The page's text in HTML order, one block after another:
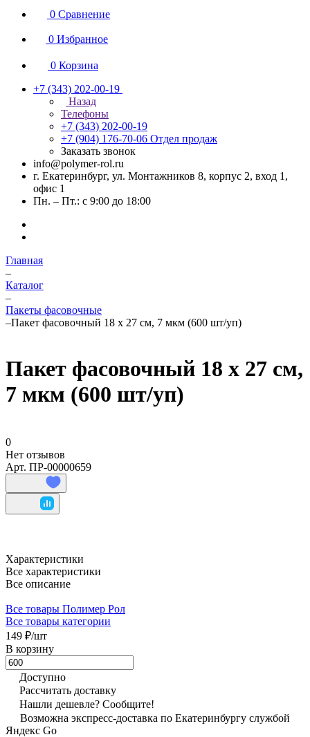
0 Сравнение
0 Избранное
0 Корзина
+7 (343) 202-00-19
Назад
Телефоны
+7 (343) 202-00-19
+7 (904) 176-70-06 Отдел продаж
Заказать звонок
info@polymer-rol.ru
г. Екатеринбург, ул. Монтажников 8, корпус 2, вход 1,
офис 1
Пн. – Пт.: с 9:00 до 18:00
Главная
–
Каталог
–
Пакеты фасовочные
–Пакет фасовочный 18 х 27 см, 7 мкм (600 шт/уп)
Пакет фасовочный 18 х 27 см,
7 мкм (600 шт/уп)
0
Нет отзывов
Арт. ПР-00000659
Характеристики
Все характеристики
Все описание
Все товары Полимер Рол
Все товары категории
149 ₽/шт
В корзину
Доступно
Рассчитать доставку
Нашли дешевле? Сообщите!
Возможна экспресс-доставка по Екатеринбургу службой
Яндекс Go